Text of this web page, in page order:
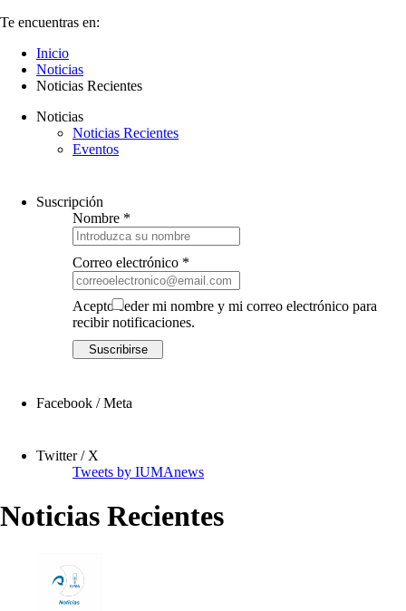
Te encuentras en:
Inicio
Noticias
Noticias Recientes
Noticias
Noticias Recientes
Eventos
Suscripción
Nombre *
Correo electrónico *
Acepto ceder mi nombre y mi correo electrónico para
recibir notificaciones.
Facebook / Meta
Twitter / X
Tweets by IUMAnews
Noticias Recientes